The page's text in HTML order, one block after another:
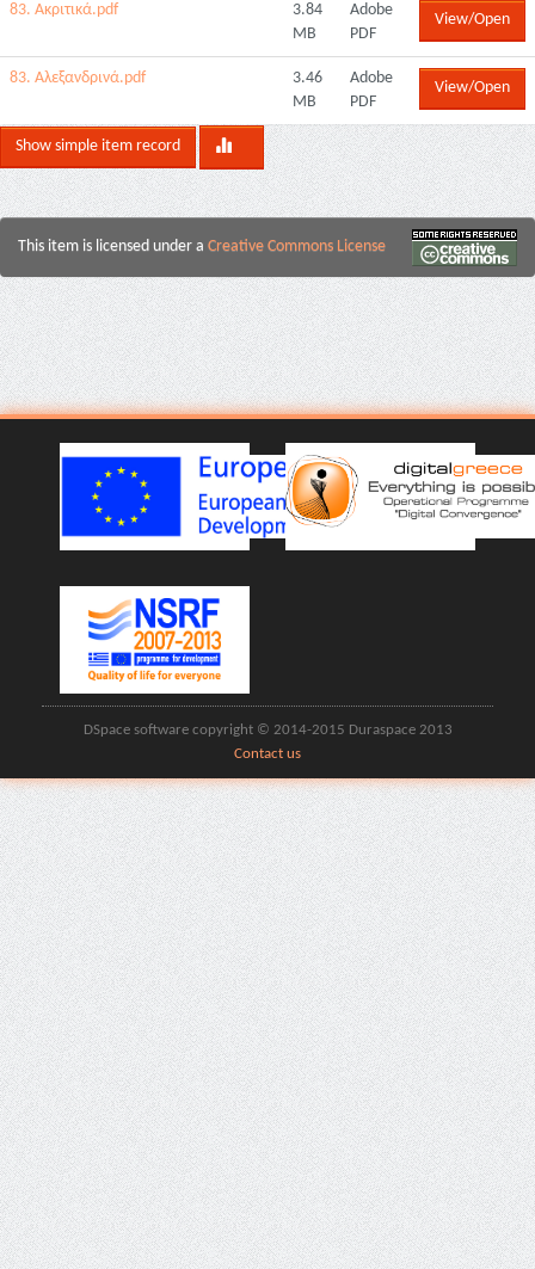
83. Ακριτικά.pdf
3.84
MB
Adobe
PDF
View/Open
83. Αλεξανδρινά.pdf
3.46
MB
Adobe
PDF
View/Open
Show simple item record
This item is licensed under a Creative Commons License
DSpace software copyright © 2014-2015 Duraspace 2013
Contact us